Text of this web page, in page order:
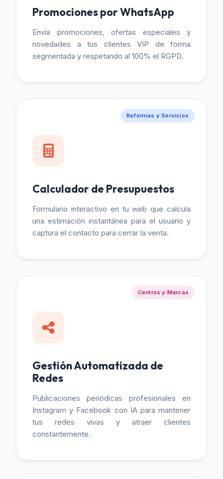
Promociones por WhatsApp
Envía promociones, ofertas especiales y
novedades a tus clientes VIP de forma
segmentada y respetando al 100% el RGPD.
Reformas y Servicios
Calculador de Presupuestos
Formulario interactivo en tu web que calcula
una estimación instantánea para el usuario y
captura el contacto para cerrar la venta.
Centros y Marcas
Gestión Automatizada de
Redes
Publicaciones periódicas profesionales en
Instagram y Facebook con IA para mantener
tus redes vivas y atraer clientes
constantemente.